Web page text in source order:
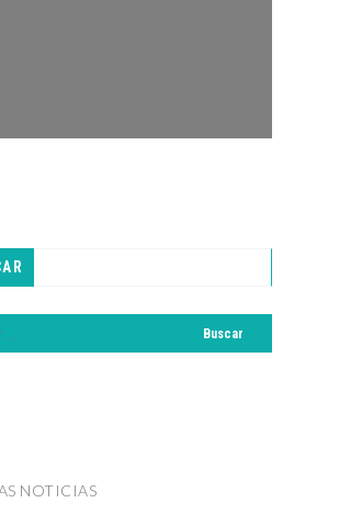
NOTICIAS